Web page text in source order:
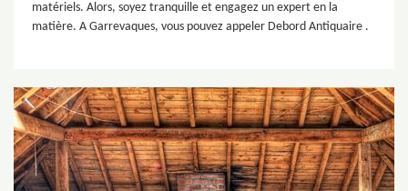
matériels. Alors, soyez tranquille et engagez un expert en la
matière. A Garrevaques, vous pouvez appeler Debord Antiquaire .